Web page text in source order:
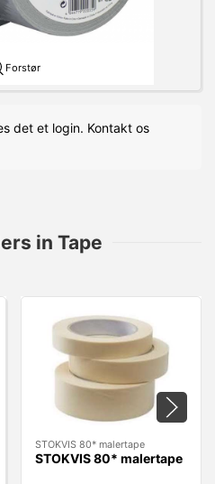
Forstør
det et login. Kontakt os
in Tape
STOKVIS 80* malertape
STOKVIS 80* malertape